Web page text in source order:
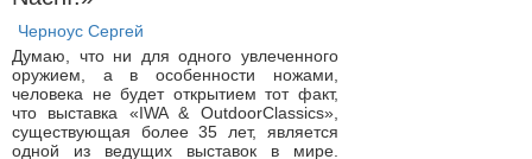
Черноус Сергей
Думаю, что ни для одного увлеченного
оружием, а в особенности ножами,
человека не будет открытием тот факт,
что выставка «IWA & OutdoorClassics»,
существующая более 35 лет, является
одной из ведущих выставок в мире.